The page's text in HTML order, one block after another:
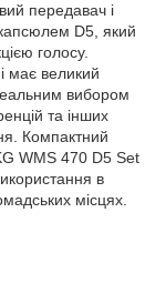
передавач і
D5, який
голосу.
має великий
вибором
та інших
Компактний
WMS 470 D5 Set
в
місцях.